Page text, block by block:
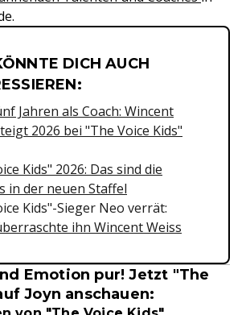
Hinweise &
DICH AUCH
Jahren als Coach: Wincent
2026 bei "The Voice Kids"
Kids" 2026: Das sind die
in der neuen Staffel
Kids"-Sieger Neo verrät:
ihn Wincent Weiss
Emotion pur! Jetzt "The
Joyn anschauen: